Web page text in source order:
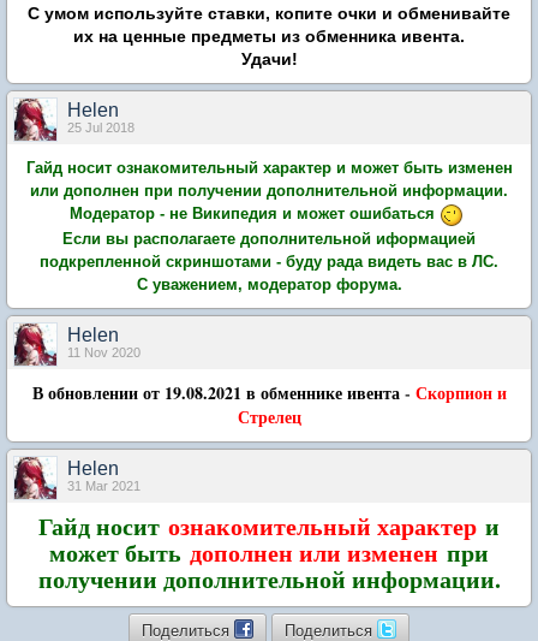
С умом используйте ставки, копите очки и обменивайте
их на ценные предметы из обменника ивента.
Удачи!
Нelen
25 Jul 2018
Гайд носит ознакомительный характер и может быть изменен
или дополнен при получении дополнительной информации.
Модератор - не Википедия и может ошибаться
Если вы располагаете дополнительной иформацией
подкрепленной скриншотами - буду рада видеть вас в ЛС.
С уважением, модератор форума.
Нelen
11 Nov 2020
В обновлении от 19.08.2021 в обменнике ивента- Скорпиони
Стрелец
Нelen
31 Mar 2021
Гайд носит ознакомительный характер и
может быть дополнен или изменен при
получении дополнительной информации.
Поделиться Поделиться